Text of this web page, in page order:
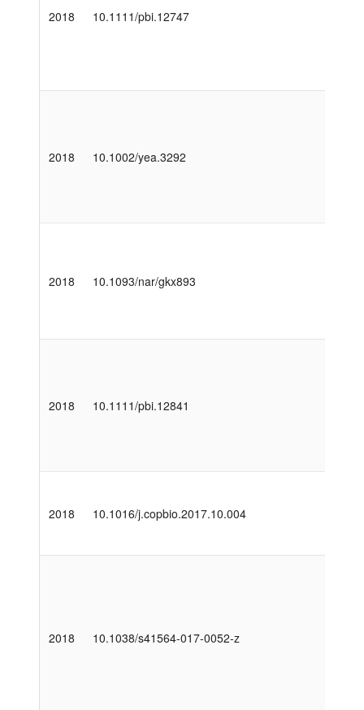
2018 10.1111/pbi.12747
2018 10.1002/yea.3292
2018 10.1093/nar/gkx893
2018 10.1111/pbi.12841
2018 10.1016/j.copbio.2017.10.004
2018 10.1038/s41564-017-0052-z